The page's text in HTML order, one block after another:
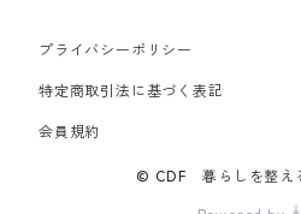
プライバシーポリシー
特定商取引法に基づく表記
会員規約
© CDF 暮らしを整え